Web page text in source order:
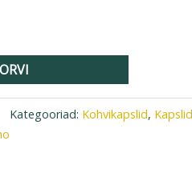
Kategooriad: Kohvikapslid,